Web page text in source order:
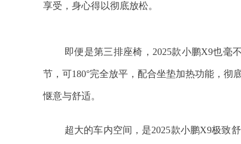
享受，身心得以彻底放松。
即便是第三排座椅，2025款小鹏X9也毫
节，可180°完全放平，配合坐垫加热功能，彻
惬意与舒适。
超大的车内空间，是2025款小鹏X9极致